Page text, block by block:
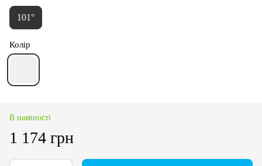
101°
Колір
В наявності
1 174 грн